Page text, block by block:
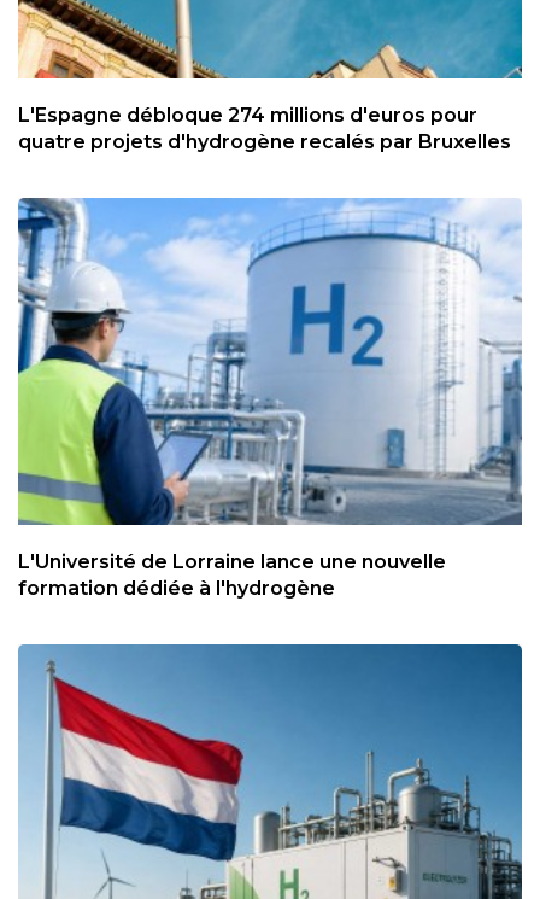
L'Espagne débloque 274 millions d'euros pour
quatre projets d'hydrogène recalés par Bruxelles
L'Université de Lorraine lance une nouvelle
formation dédiée à l'hydrogène